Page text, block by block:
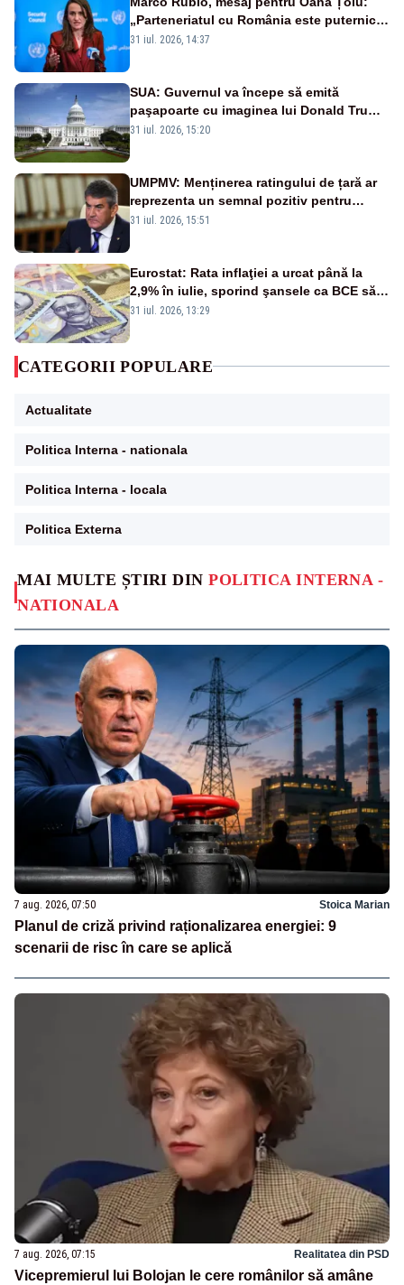
MAI MULTE ȘTIRI DINPOLITICA INTERNA -
NATIONALA
7 aug. 2026, 07:50 Stoica Marian
Planul de criză privind raționalizarea energiei: 9
scenarii de risc în care se aplică
7 aug. 2026, 07:15 Realitatea din PSD
Vicepremierul lui Bolojan le cere românilor să amâne
„Parteneriatul cu România este puternic
și prețuit”
31 iul. 2026, 14:37
SUA: Guvernul va începe să emită
paşapoarte cu imaginea lui Donald Trump
începând cu 8 august
31 iul. 2026, 15:20
UMPMV: Menținerea ratingului de țară ar
reprezenta un semnal pozitiv pentru
România. Autoritățile trebuie să continue
31 iul. 2026, 15:51
Eurostat: Rata inflaţiei a urcat până la
2,9% în iulie, sporind şansele ca BCE să
majoreze dobânda
31 iul. 2026, 13:29
CATEGORII POPULARE
Actualitate
Politica Interna - nationala
Politica Interna - locala
Politica Externa